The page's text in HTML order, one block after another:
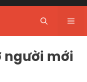
người mới